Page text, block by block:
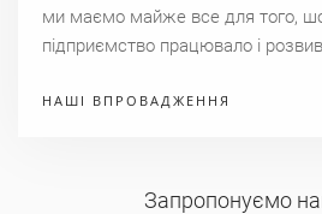
ми маємо майже все для того,
пiдприємство працювало i
НАШI ВПРОВАДЖЕННЯ
Запропонуємо